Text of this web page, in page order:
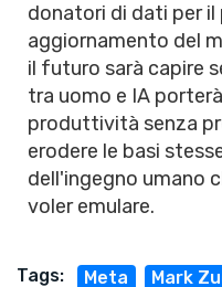
donatori di dati per il
aggiornamento del
il futuro sarà capire
tra uomo e IA
produttività senza
erodere le basi
dell'ingegno umano
voler emulare.
Tags: Meta Mark